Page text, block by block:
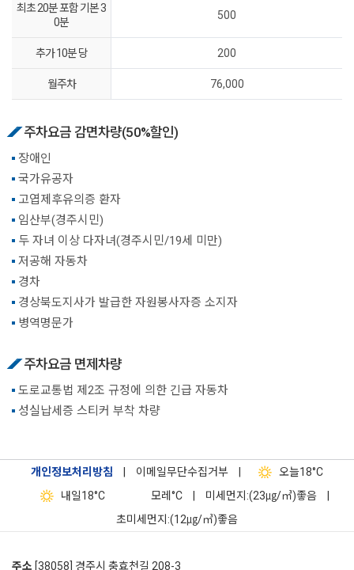
최초 20분 포함 기본 3
0분
500
추가 10분 당 200
월주차 76,000
주차요금 감면차량(50%할인)
장애인
국가유공자
고엽제후유의증 환자
임산부(경주시민)
두 자녀 이상 다자녀(경주시민/19세 미만)
저공해 자동차
경차
경상북도지사가 발급한 자원봉사자증 소지자
병역명문가
주차요금 면제차량
도로교통법 제2조 규정에 의한 긴급 자동차
성실납세증 스티커 부착 차량
개인정보처리방침 이메일무단수집거부 오늘18°C
내일18°C 모레 °C 미세먼지:(23㎍/㎥)좋음
초미세먼지:(12㎍/㎥)좋음
주소 [38058] 경주시 충효천길 208-3